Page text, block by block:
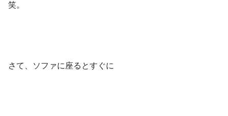
笑。
さて、ソファに座るとすぐに